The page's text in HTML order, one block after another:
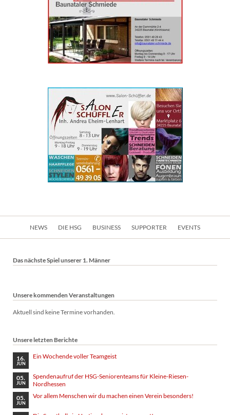
Navigation
NEWS DIE HSG BUSINESS SUPPORTER EVENTS
Das nächste Spiel unserer 1. Männer
Unsere kommenden Veranstaltungen
Aktuell sind keine Termine vorhanden.
Unsere letzten Berichte
16.
JUN
Ein Wochende voller Teamgeist
05.
JUN
Spendenaufruf der HSG-Seniorenteams für Kleine-Riesen-
Nordhessen
05.
JUN
Vor allem Menschen wir du machen einen Verein besonders!